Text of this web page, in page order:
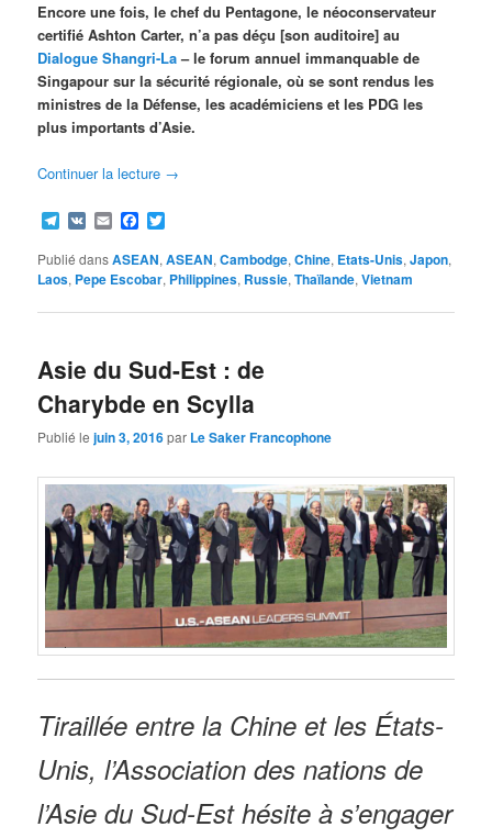
Encore une fois, le chef du Pentagone, le néoconservateur
certifié Ashton Carter, n’a pas déçu [son auditoire] au
Dialogue Shangri-La– le forum annuel immanquable de
Singapour sur la sécurité régionale, où se sont rendus les
ministres de la Défense, les académiciens et les PDG les
plus importants d’Asie.
Continuer la lecture →
Telegram
VK EmailFacebook
Publié dansASEAN,ASEAN,Cambodge,Chine, Etats-Unis,Japon,
Laos, Pepe Escobar, Philippines, Russie,Thaïlande,Vietnam
Asie du Sud-Est : de
Charybde en Scylla
Publié lejuin 3, 2016par Le Saker Francophone
Tiraillée entre la Chine et les États-
Unis, l’Association des nations de
l’Asie du Sud-Est hésite à s’engager